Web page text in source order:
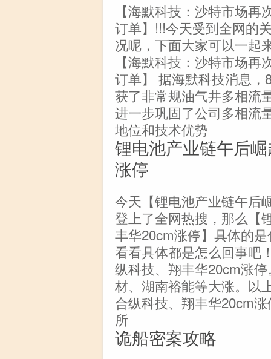
【海默科技：沙特市场
订单】!!!今天受到全网的
况呢，下面大家可以一起
【海默科技：沙特市场
订单】 据海默科技消息
获了非常规油气井多相流
进一步巩固了公司多相流
地位和技术优势
锂电池产业链午后
涨停
今天【锂电池产业链午后
登上了全网热搜，那么【
丰华20cm涨停】具体的
看看具体都是怎么回事吧
纵科技、翔丰华20cm涨
材、湖南裕能等大涨。以
合纵科技、翔丰华20cm
所
诡船密案攻略